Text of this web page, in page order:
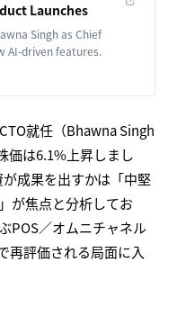
興EC市場」として急
す。
5/4のベトナムEC
新興EC市場への中国セ
顕著になっています。
効果で株価+6.1%